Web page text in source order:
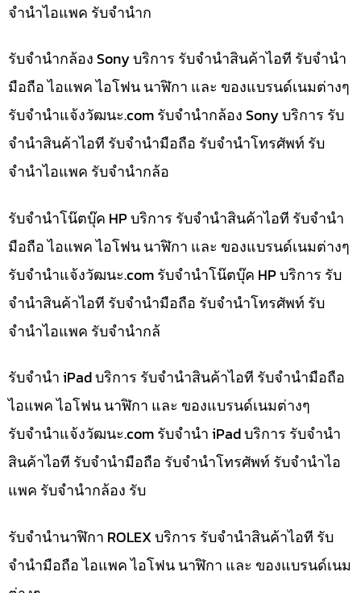
จำนำไอแพค รับจำนำก
รับจำนำกล้อง Sony บริการ รับจำนำสินค้าไอที รับจำนำ
มือถือ ไอแพค ไอโฟน นาฬิกา และ ของแบรนด์เนมต่างๆ
รับจํานําแจ้งวัฒนะ.com รับจำนำกล้อง Sony บริการ รับ
จำนำสินค้าไอที รับจำนำมือถือ รับจำนำโทรศัพท์ รับ
จำนำไอแพค รับจำนำกล้อ
รับจำนำโน๊ตบุ๊ค HP บริการ รับจำนำสินค้าไอที รับจำนำ
มือถือ ไอแพค ไอโฟน นาฬิกา และ ของแบรนด์เนมต่างๆ
รับจํานําแจ้งวัฒนะ.com รับจำนำโน๊ตบุ๊ค HP บริการ รับ
จำนำสินค้าไอที รับจำนำมือถือ รับจำนำโทรศัพท์ รับ
จำนำไอแพค รับจำนำกล้
รับจำนำ iPad บริการ รับจำนำสินค้าไอที รับจำนำมือถือ
ไอแพค ไอโฟน นาฬิกา และ ของแบรนด์เนมต่างๆ
รับจํานําแจ้งวัฒนะ.com รับจำนำ iPad บริการ รับจำนำ
สินค้าไอที รับจำนำมือถือ รับจำนำโทรศัพท์ รับจำนำไอ
แพค รับจำนำกล้อง รับ
รับจำนำนาฬิกา ROLEX บริการ รับจำนำสินค้าไอที รับ
จำนำมือถือ ไอแพค ไอโฟน นาฬิกา และ ของแบรนด์เนม